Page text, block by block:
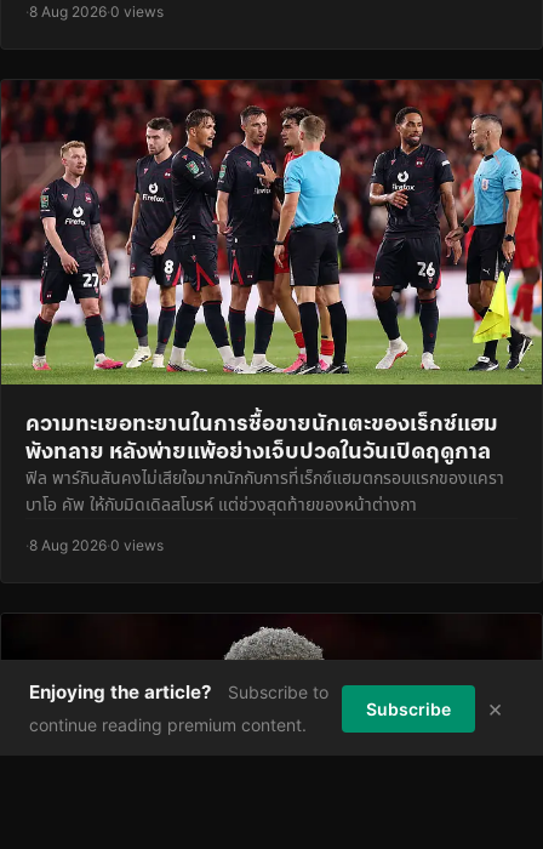
·8 Aug 2026·0 views
ความทะเยอทะยานในการซื้อขายนักเตะของเร็กซ์แฮม
พังทลาย หลังพ่ายแพ้อย่างเจ็บปวดในวันเปิดฤดูกาล
ฟิล พาร์กินสันคงไม่เสียใจมากนักกับการที่เร็กซ์แฮมตกรอบแรกของแครา
บาโอ คัพ ให้กับมิดเดิลสโบรห์ แต่ช่วงสุดท้ายของหน้าต่างกา
·8 Aug 2026·0 views
Enjoying the article?
Subscribe to
continue reading premium content.
Subscribe ×